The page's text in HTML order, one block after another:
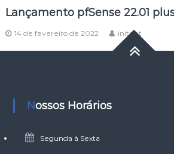
Lançamento pfSense 22.01
14 de fevereiro de 2022 initnet
Nossos Horários
Segunda à Sexta